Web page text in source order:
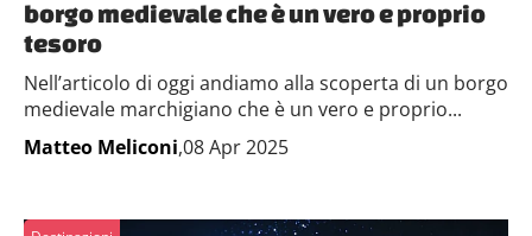
borgo medievale che è un vero e proprio
tesoro
Nell’articolo di oggi andiamo alla scoperta di un borgo
medievale marchigiano che è un vero e proprio...
Matteo Meliconi,08 Apr 2025